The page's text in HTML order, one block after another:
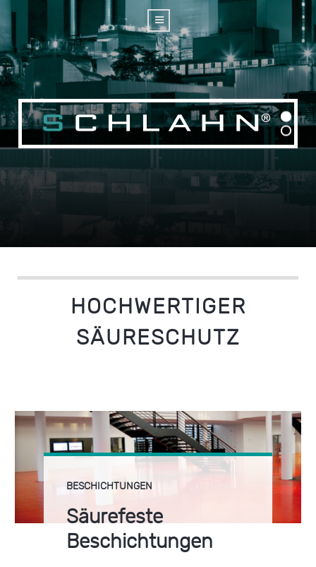
HOCHWERTIGER
SÄURESCHUTZ
BESCHICHTUNGEN
Säurefeste
Beschichtungen